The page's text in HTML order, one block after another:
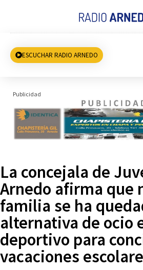
ESCUCHAR RADIO ARNEDO
Publicidad
La concejala de
Arnedo afirma que
familia se ha
alternativa de ocio
deportivo para
vacaciones